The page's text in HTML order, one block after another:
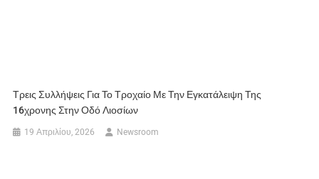
Τρεις Συλλήψεις Για Το Τροχαίο Με Την Εγκατάλειψη Της
16χρονης Στην Οδό Λιοσίων
19 Απριλίου, 2026 Newsroom